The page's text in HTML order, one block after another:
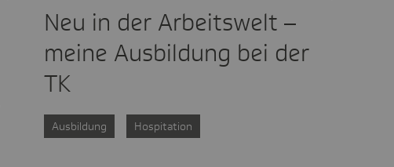
Neu in der Arbeitswelt –
meine Ausbildung bei der
TK
Ausbildung Hospitation